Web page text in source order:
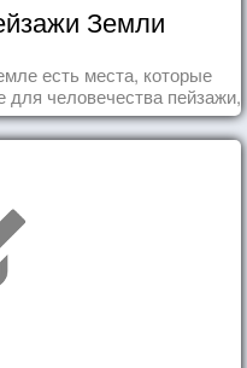
Земли
есть места, которые
человечества пейзажи,